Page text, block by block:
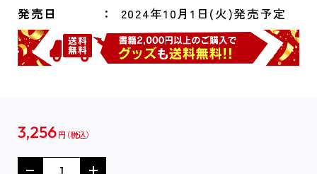
発売日
2024年10月1日(火)発売予定
3,256 円